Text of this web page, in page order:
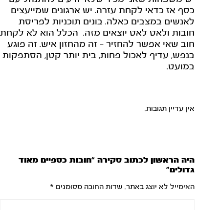
כסף אז כדאי לקחת עזרה. יש ארגונים שמייעצים
לאנשים במצבים כאלה. בונים תוכניות לפריסת
חובות ולאט לאט יוצאים מזה. הכלל הוא לא לקחת
חוב שאי אפשר להחזיר - זה מהחזון איש. זה פוגע
בנפש, עדיף לאכול פחות, בית יותר קטן, הסתפקות
במועט.
אין עדיין תגובות.
היה הראשון לכתוב סקירה “חובות כספיים מאוד
גדולים”
האימייל לא יוצג באתר. שדות החובה מסומנים *